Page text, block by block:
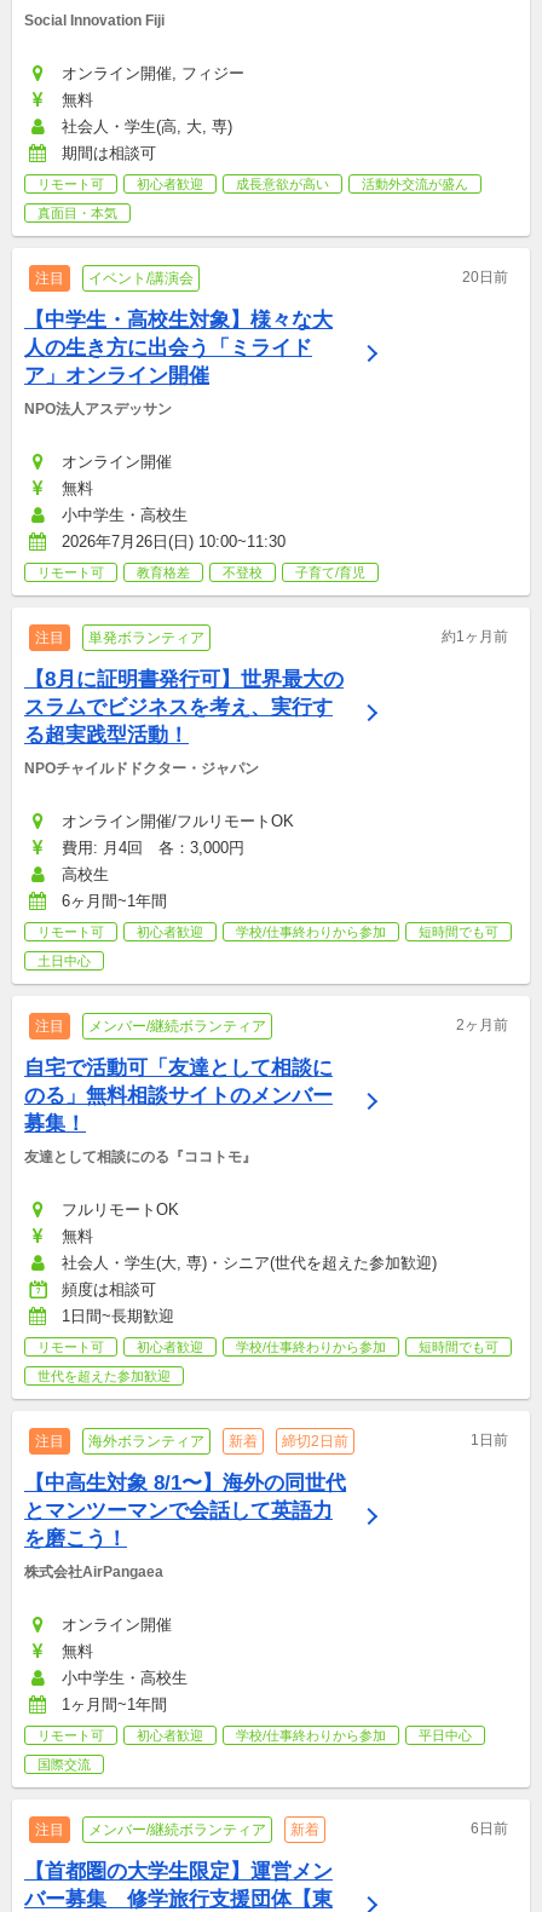
オンライン開催, フィジー
無料
社会人・学生(高, 大, 専)
期間は相談可
リモート可 初心者歓迎 成長意欲が高い
活動外交流が盛ん
真面目・本気
注目 イベント/講演会 20日前
【中学生・高校生対象】様々な大
人の生き方に出会う「ミライド
ア」オンライン開催
NPO法人アスデッサン
オンライン開催
無料
小中学生・高校生
2026年7月26日(日) 10:00~11:30
リモート可 教育格差 不登校 子育て/育児
注目 単発ボランティア 約1ヶ月前
【8月に証明書発行可】世界最大の
スラムでビジネスを考え、実行す
る超実践型活動！
NPOチャイルドドクター・ジャパン
オンライン開催/フルリモートOK
費用: 月4回　各：3,000円
高校生
6ヶ月間~1年間
リモート可 初心者歓迎 学校/仕事終わりから参加
短時間でも可
土日中心
注目 メンバー/継続ボランティア 2ヶ月前
自宅で活動可「友達として相談に
のる」無料相談サイトのメンバー
募集！
友達として相談にのる『ココトモ』
フルリモートOK
無料
社会人・学生(大, 専)・シニア(世代を超えた参加歓迎)
頻度は相談可
1日間~長期歓迎
リモート可 初心者歓迎 学校/仕事終わりから参加
短時間でも可
世代を超えた参加歓迎
注目 海外ボランティア 新着 締切2日前 1日前
【中高生対象 8/1〜】海外の同世代
とマンツーマンで会話して英語力
を磨こう！
株式会社AirPangaea
オンライン開催
無料
小中学生・高校生
1ヶ月間~1年間
リモート可 初心者歓迎 学校/仕事終わりから参加
平日中心
国際交流
注目 メンバー/継続ボランティア 新着 6日前
【首都圏の大学生限定】運営メン
バー募集　修学旅行支援団体【東